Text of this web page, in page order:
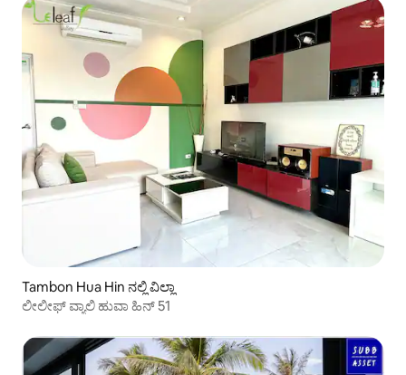
Tambon Hua Hin ನಲ್ಲಿ ವಿಲ್ಲಾ
ಲೀಲೀಫ್ ವ್ಯಾಲಿ ಹುವಾ ಹಿನ್ 51